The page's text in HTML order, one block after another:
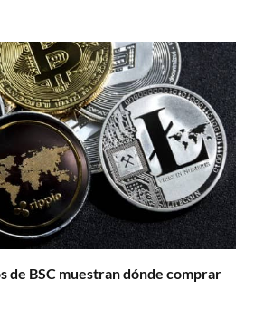
de BSC muestran dónde comprar